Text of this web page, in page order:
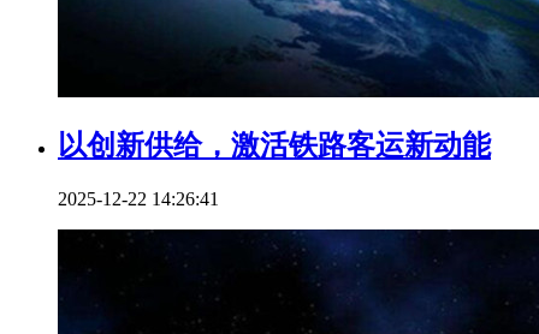
以创新供给，激活铁路客运新动能
2025-12-22 14:26:41